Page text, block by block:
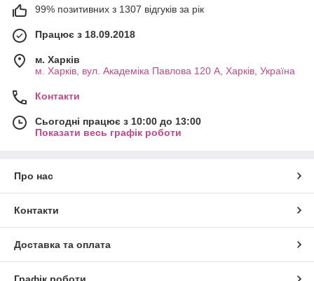
99% позитивних з 1307 відгуків за рік
Працює з 18.09.2018
м. Харків
м. Харків, вул. Академіка Павлова 120 А, Харків, Україна
Контакти
Сьогодні працює з 10:00 до 13:00
Показати весь графік роботи
Про нас
Контакти
Доставка та оплата